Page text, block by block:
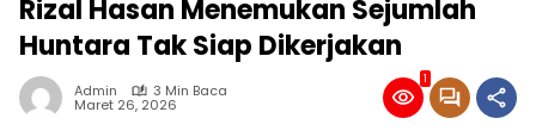
Rizal Hasan Menemukan Sejumlah
Huntara Tak Siap Dikerjakan
Admin 3 Min Baca
Maret 26, 2026
1